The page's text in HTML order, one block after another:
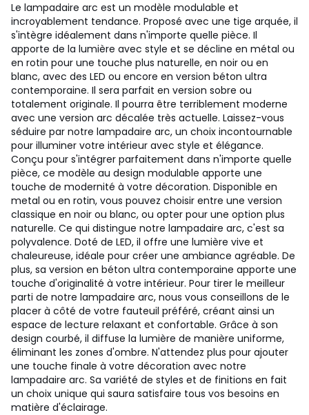
Le lampadaire arc est un modèle modulable et
incroyablement tendance. Proposé avec une tige arquée, il
s'intègre idéalement dans n'importe quelle pièce. Il
apporte de la lumière avec style et se décline en métal ou
en rotin pour une touche plus naturelle, en noir ou en
blanc, avec des LED ou encore en version béton ultra
contemporaine. Il sera parfait en version sobre ou
totalement originale. Il pourra être terriblement moderne
avec une version arc décalée très actuelle. Laissez-vous
séduire par notre lampadaire arc, un choix incontournable
pour illuminer votre intérieur avec style et élégance.
Conçu pour s'intégrer parfaitement dans n'importe quelle
pièce, ce modèle au design modulable apporte une
touche de modernité à votre décoration. Disponible en
metal ou en rotin, vous pouvez choisir entre une version
classique en noir ou blanc, ou opter pour une option plus
naturelle. Ce qui distingue notre lampadaire arc, c'est sa
polyvalence. Doté de LED, il offre une lumière vive et
chaleureuse, idéale pour créer une ambiance agréable. De
plus, sa version en béton ultra contemporaine apporte une
touche d'originalité à votre intérieur. Pour tirer le meilleur
parti de notre lampadaire arc, nous vous conseillons de le
placer à côté de votre fauteuil préféré, créant ainsi un
espace de lecture relaxant et confortable. Grâce à son
design courbé, il diffuse la lumière de manière uniforme,
éliminant les zones d'ombre. N'attendez plus pour ajouter
une touche finale à votre décoration avec notre
lampadaire arc. Sa variété de styles et de finitions en fait
un choix unique qui saura satisfaire tous vos besoins en
matière d'éclairage.